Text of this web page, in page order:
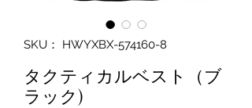
SKU： HWYXBX-574160-8
タクティカルベスト（ブ
ラック)